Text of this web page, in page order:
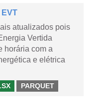
atualizados pois
Vertida
horária com a
e elétrica
PARQUET